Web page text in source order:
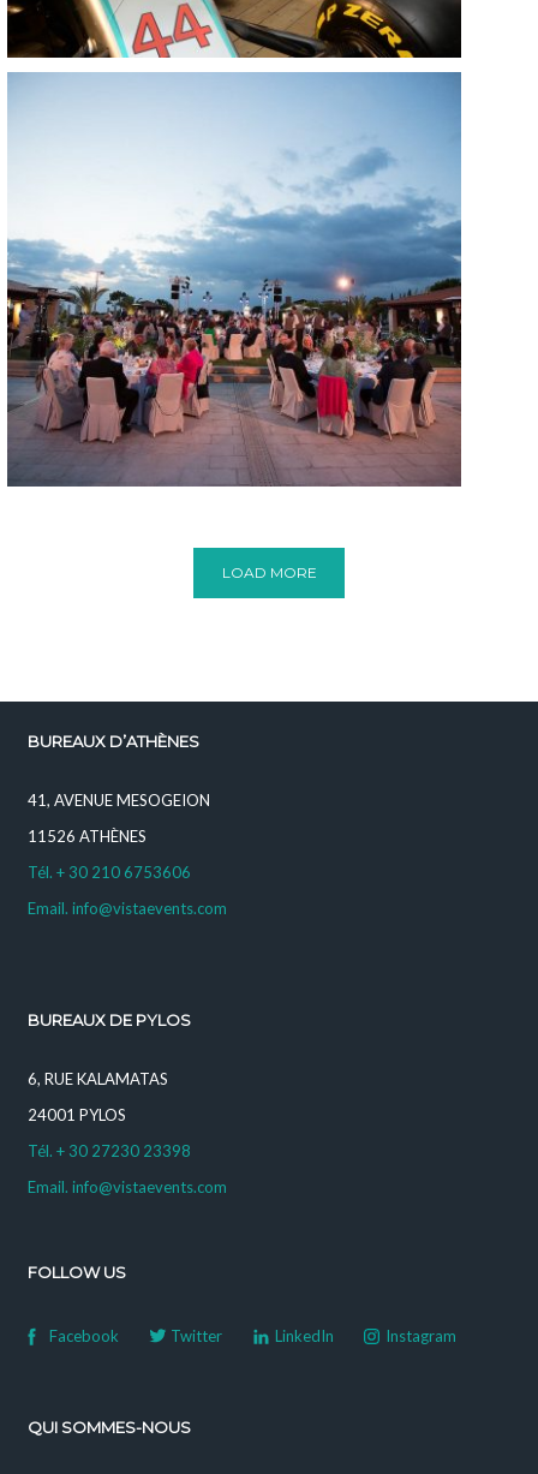
LOAD MORE
BUREAUX D’ATHÈNES
41, AVENUE MESOGEION
11526 ATHÈNES
Tél. + 30 210 6753606
Email. info@vistaevents.com
BUREAUX DE PYLOS
6, RUE KALAMATAS
24001 PYLOS
Tél. + 30 27230 23398
Email. info@vistaevents.com
FOLLOW US
Facebook Twitter LinkedIn Instagram
QUI SOMMES-NOUS